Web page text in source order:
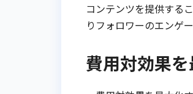
コンテンツを提供する
りフォロワーのエンゲ
費用対効果